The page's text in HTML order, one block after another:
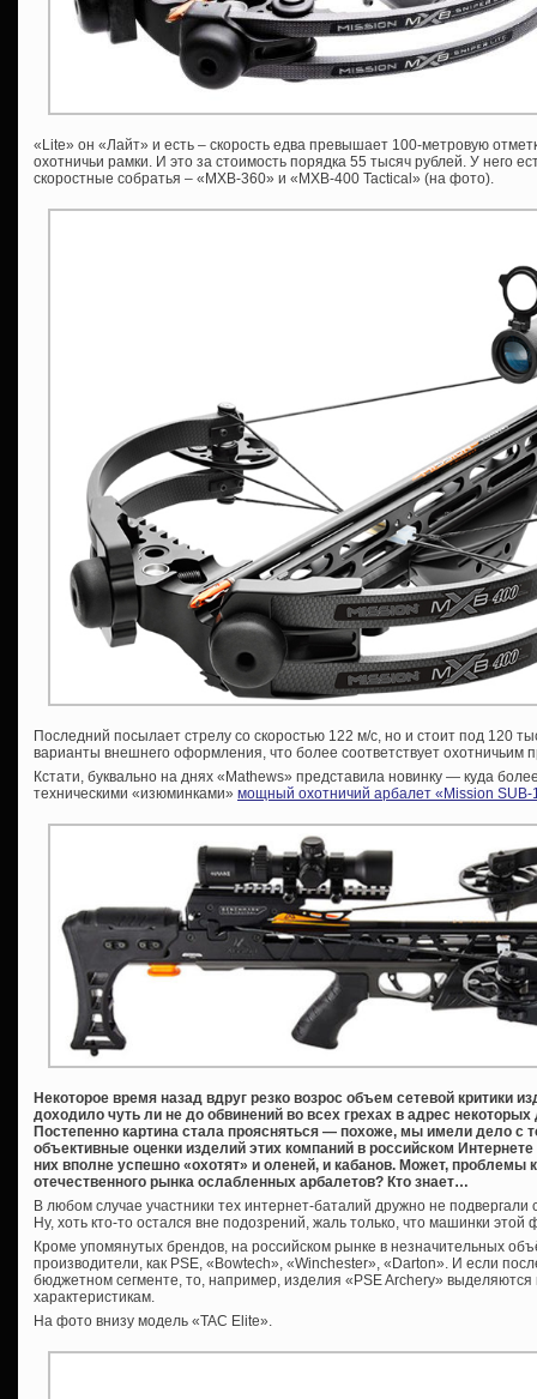
«Lite» он «Лайт» и есть – скорость едва превышает 100-метровую
охотничьи рамки. И это за стоимость порядка 55 тысяч рублей. У него
скоростные собратья – «MXB-360» и «MXB-400 Tactical» (на фото).
Последний посылает стрелу со скоростью 122 м/с, но и стоит под 120
варианты внешнего оформления, что более соответствует охотничьим
Кстати, буквально на днях «Mathews» представила новинку — куда
техническими «изюминками» мощный охотничий арбалет «Mission SUB-
Некоторое время назад вдруг резко возрос объем сетевой критики
доходило чуть ли не до обвинений во всех грехах в адрес
Постепенно картина стала проясняться — похоже, мы имели дело с
объективные оценки изделий этих компаний в российском
них вполне успешно «охотят» и оленей, и кабанов. Может, проблемы
отечественного рынка ослабленных арбалетов? Кто знает…
В любом случае участники тех интернет-баталий дружно не
Ну, хоть кто-то остался вне подозрений, жаль только, что машинки этой
Кроме упомянутых брендов, на российском рынке в незначительных
производители, как PSE, «Bowtech», «Winchester», «Darton». И если
бюджетном сегменте, то, например, изделия «PSE Archery» выделяются
характеристикам.
На фото внизу модель «TAC Elite».